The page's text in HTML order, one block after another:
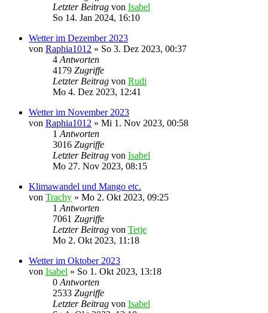
Letzter Beitrag von Isabel
So 14. Jan 2024, 16:10
Wetter im Dezember 2023
von Raphia1012 » So 3. Dez 2023, 00:37
4Antworten
4179 Zugriffe
Letzter Beitrag von Rudi
Mo 4. Dez 2023, 12:41
Wetter im November 2023
von Raphia1012 » Mi 1. Nov 2023, 00:58
1Antworten
3016 Zugriffe
Letzter Beitrag von Isabel
Mo 27. Nov 2023, 08:15
Klimawandel und Mango etc.
von Trachy » Mo 2. Okt 2023, 09:25
1Antworten
7061 Zugriffe
Letzter Beitrag von Tetje
Mo 2. Okt 2023, 11:18
Wetter im Oktober 2023
von Isabel » So 1. Okt 2023, 13:18
0Antworten
2533 Zugriffe
Letzter Beitrag von Isabel